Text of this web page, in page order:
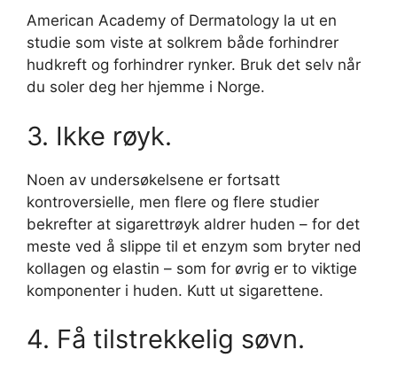
American Academy of Dermatology la ut en
studie som viste at solkrem både forhindrer
hudkreft og forhindrer rynker. Bruk det selv når
du soler deg her hjemme i Norge.
3. Ikke røyk.
Noen av undersøkelsene er fortsatt
kontroversielle, men flere og flere studier
bekrefter at sigarettrøyk aldrer huden – for det
meste ved å slippe til et enzym som bryter ned
kollagen og elastin – som for øvrig er to viktige
komponenter i huden. Kutt ut sigarettene.
4. Få tilstrekkelig søvn.